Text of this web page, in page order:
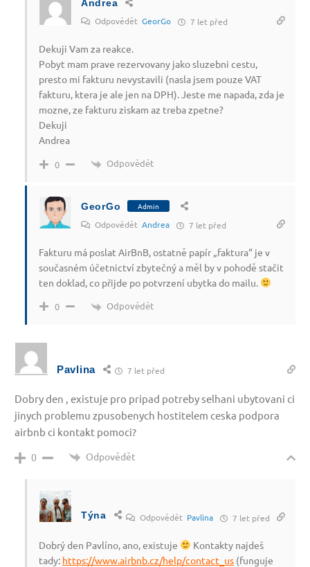
Andrea
Odpovědět GeorGo 7 let před
Dekuji Vam za reakce.
Pobyt mam prave rezervovany jako sluzebni cestu,
presto mi fakturu nevystavili (nasla jsem pouze VAT
fakturu, ktera je ale jen na DPH). Jeste me napada, zda je
mozne, ze fakturu ziskam az treba zpetne?
Dekuji
Andrea
0 Odpovědět
GeorGo Admin
Odpovědět Andrea 7 let před
Fakturu má poslat AirBnB, ostatně papír „faktura“ je v
současném účetnictví zbytečný a měl by v pohodě stačit
ten doklad, co přijde po potvrzení ubytka do mailu.
0 Odpovědět
Pavlina 7 let před
Dobry den , existuje pro pripad potreby selhani ubytovani ci
jinych problemu zpusobenych hostitelem ceska podpora
airbnb ci kontakt pomoci?
0 Odpovědět
Týna Odpovědět Pavlina 7 let před
Dobrý den Pavlíno, ano, existuje
Kontakty najdeš
tady: https://www.airbnb.cz/help/contact_us (funguje